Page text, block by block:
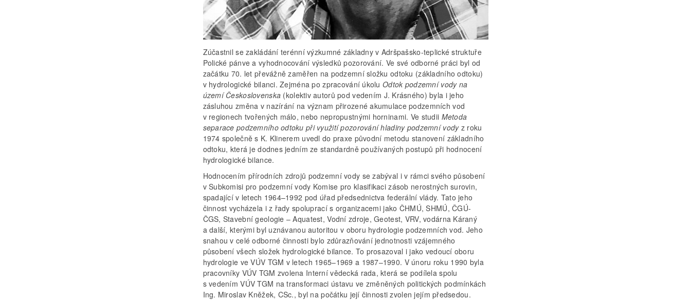
Zúčastnil se zakládání terénní výzkumné základny v Adršpašsko-teplické struktuře
Polické pánve a vyhodnocování výsledků pozorování. Ve své odborné práci byl od
začátku 70. let převážně zaměřen na podzemní složku odtoku (základního odtoku)
v hydrologické bilanci. Zejména po zpracování úkoluOdtok podzemní vody na
území Československa (kolektiv autorů pod vedením J. Krásného) byla i jeho
zásluhou změna v nazírání na význam přirozené akumulace podzemních vod
v regionech tvořených málo, nebo nepropustnými horninami. Ve studii Metoda
separace podzemního odtoku při využití pozorování hladiny podzemní vodyz roku
1974 společně s K. Klinerem uvedl do praxe původní metodu stanovení základního
odtoku, která je dodnes jedním ze standardně používaných postupů při hodnocení
hydrologické bilance.
Hodnocením přírodních zdrojů podzemní vody se zabýval i v rámci svého působení
v Subkomisi pro podzemní vody Komise pro klasifikaci zásob nerostných surovin,
spadající v letech 1964–1992 pod úřad předsednictva federální vlády. Tato jeho
činnost vycházela i z řady spoluprací s organizacemi jako ČHMÚ, SHMÚ, ČGÚ-
ČGS, Stavební geologie – Aquatest, Vodní zdroje, Geotest, VRV, vodárna Káraný
a další, kterými byl uznávanou autoritou v oboru hydrologie podzemních vod. Jeho
snahou v celé odborné činnosti bylo zdůrazňování jednotnosti vzájemného
působení všech složek hydrologické bilance. To prosazoval i jako vedoucí oboru
hydrologie ve VÚV TGM v letech 1965–1969 a 1987–1990. V únoru roku 1990 byla
pracovníky VÚV TGM zvolena Interní vědecká rada, která se podílela spolu
s vedením VÚV TGM na transformaci ústavu ve změněných politických podmínkách
Ing. Miroslav Kněžek, CSc., byl na počátku její činnosti zvolen jejím předsedou.